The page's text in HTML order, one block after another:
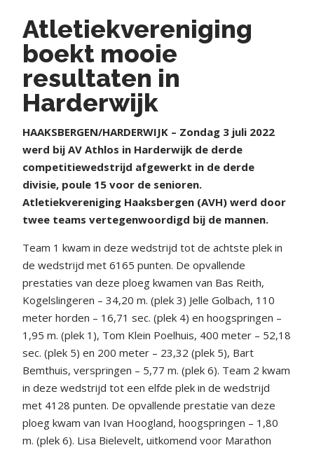
Atletiekvereniging
boekt mooie
resultaten in
Harderwijk
HAAKSBERGEN/HARDERWIJK – Zondag 3 juli 2022
werd bij AV Athlos in Harderwijk de derde
competitiewedstrijd afgewerkt in de derde
divisie, poule 15 voor de senioren.
Atletiekvereniging Haaksbergen (AVH) werd door
twee teams vertegenwoordigd bij de mannen.
Team 1 kwam in deze wedstrijd tot de achtste plek in
de wedstrijd met 6165 punten. De opvallende
prestaties van deze ploeg kwamen van Bas Reith,
Kogelslingeren – 34,20 m. (plek 3) Jelle Golbach, 110
meter horden – 16,71 sec. (plek 4) en hoogspringen –
1,95 m. (plek 1), Tom Klein Poelhuis, 400 meter – 52,18
sec. (plek 5) en 200 meter – 23,32 (plek 5), Bart
Bemthuis, verspringen – 5,77 m. (plek 6). Team 2 kwam
in deze wedstrijd tot een elfde plek in de wedstrijd
met 4128 punten. De opvallende prestatie van deze
ploeg kwam van Ivan Hoogland, hoogspringen – 1,80
m. (plek 6). Lisa Bielevelt, uitkomend voor Marathon